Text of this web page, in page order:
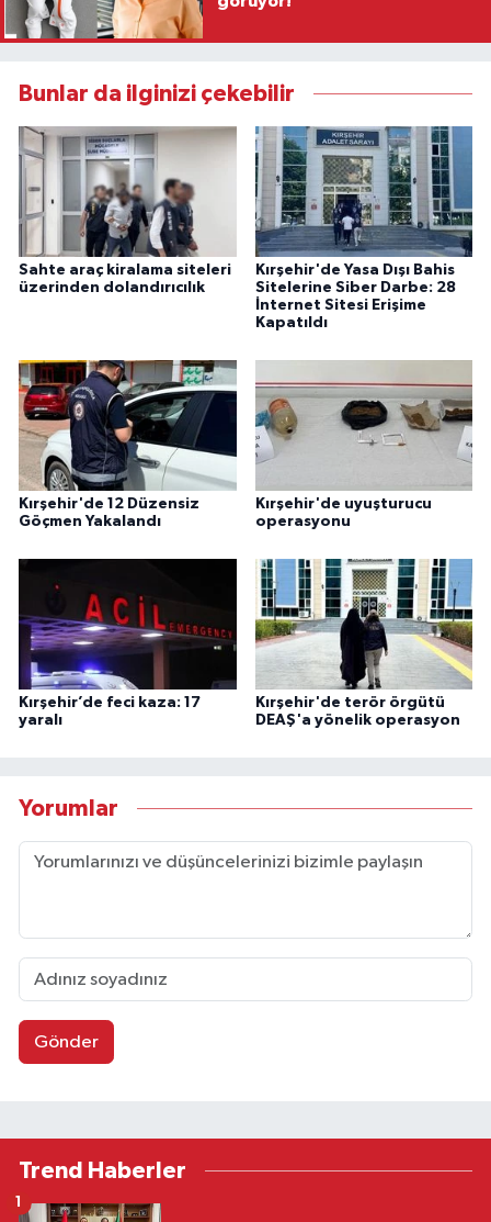
Bunlar da ilginizi çekebilir
Sahte araç kiralama siteleri
üzerinden dolandırıcılık
Kırşehir'de Yasa Dışı Bahis
Sitelerine Siber Darbe: 28
İnternet Sitesi Erişime
Kapatıldı
Kırşehir'de 12 Düzensiz
Göçmen Yakalandı
Kırşehir'de uyuşturucu
operasyonu
Kırşehir’de feci kaza: 17
yaralı
Kırşehir'de terör örgütü
DEAŞ'a yönelik operasyon
Yorumlar
Gönder
Trend Haberler
1